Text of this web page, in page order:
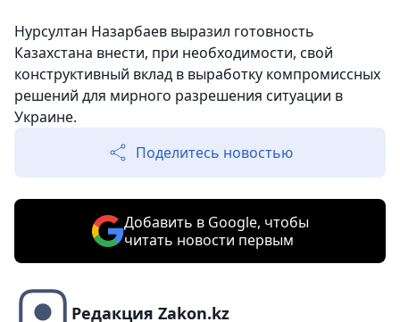
Нурсултан Назарбаев выразил готовность
Казахстана внести, при необходимости, свой
конструктивный вклад в выработку компромиссных
решений для мирного разрешения ситуации в
Украине.
Поделитесь новостью
Добавить в Google, чтобы
читать новости первым
Редакция Zakon.kz